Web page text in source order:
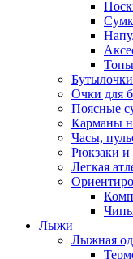
Очки для
Поясные
Карманы
Часы,
Рюкзаки и
Легкая
Лыжи
Лыжная